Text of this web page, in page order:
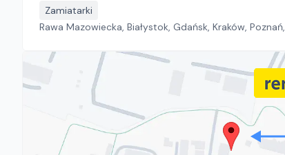
Zamiatarki
Rawa Mazowiecka, Białystok, Gdańsk, Kraków, Poznań,
Płock, Jawor, Pabianice, Suchy Las, Zielona Góra